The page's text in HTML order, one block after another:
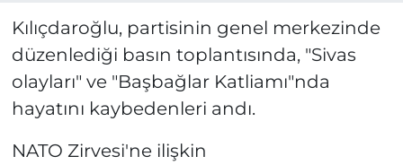
Kılıçdaroğlu, partisinin genel merkezinde
düzenlediği basın toplantısında, "Sivas
olayları" ve "Başbağlar Katliamı"nda
hayatını kaybedenleri andı.
NATO Zirvesi'ne ilişkin